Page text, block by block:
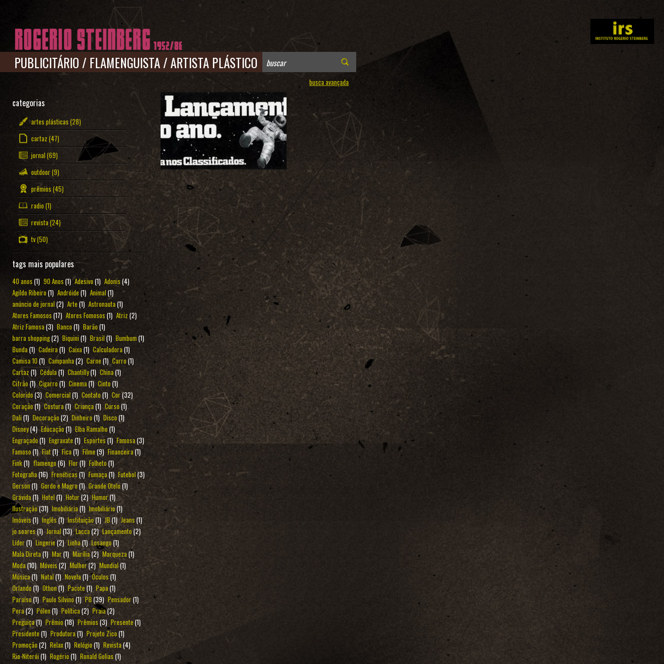
PUBLICITÁRIO / FLAMENGUISTA/ARTISTA PLÁSTICO
busca avançada
categorias
artes plásticas (28)
cartaz (47)
jornal (69)
outdoor(9)
prêmios (45)
radio (1)
revista(24)
tv(50)
tags mais populares
40 anos (1) 90 Anos (1) Adesivo (1) Adonis (4)
Agildo Ribeiro(1) Andróide (1) Animal (1)
anúncio de jornal (2) Arte (1) Astronauta(1)
Atores Famosos (17) Atores Fomosos (1) Atriz (2)
Atriz Famosa (3) Banco (1) Barão (1)
barra shopping(2) Biquini(1) Brasil(1) Bumbum (1)
Bunda(1) Cadeira(1) Caixa (1) Calculadora(1)
Camisa 10 (1) Campanha(2) Carne (1) Carro (1)
Cartaz (1) Cédula (1) Chantilly(1) China(1)
Cifrão(1) Cigarro (1) Cinema(1) Cinto (1)
Colorido (3) Comercial(1) Contato (1) Cor(32)
Coração(1) Costura(1) Criança(1) Curso (1)
Dali (1) Decoração (2) Dinheiro(1) Disco(1)
Disney(4) Educação(1) Elba Ramalho (1)
Engraçado (1) Engraxate (1) Esportes (1) Famosa(3)
Famoso(1) Fiat(1) Fica (1) Filme(9) Financeira(1)
Fink(1) flamengo (6) Flor(1) Folheto (1)
Fotografia(16) Frenéticas (1) Fumaça (1) Futebol(3)
Gerson (1) Gordo e Magro(1) Grande Otelo(1)
Grávida(1) Hotel (1) Hotur(2) Humor(1)
Ilustração(31) Imobiliária(1) Imobiliário(1)
Imóveis(1) Inglês (1) Instituição(1) JB(1) Jeans (1)
jo soares(1) Jornal (13) Lacca (2) Lançamento(2)
Líder(1) Lingerie(2) Linha(1) Losango(1)
Mala Direta (1) Mar(1) Marília(2) Marqueza(1)
Moda(10) Móveis (2) Mulher(2) Mundial(1)
Música(1) Natal (1) Novela(1) Óculos (1)
Orlando (1) Othon(1) Pacote(1) Papa(1)
Paraíso (1) Paulo Silvino (1) PB (39) Pensador(1)
Pera(2) Pólen(1) Política(2) Praia(2)
Preguiça(1) Prêmio (18) Prêmios (3) Presente(1)
Presidente (1) Produtora(1) Projeto Zico(1)
Promoção (2) Relax(1) Relógio(1) Revista(4)
Rio-Niterói(1) Rogério (1) Ronald Golias (1)